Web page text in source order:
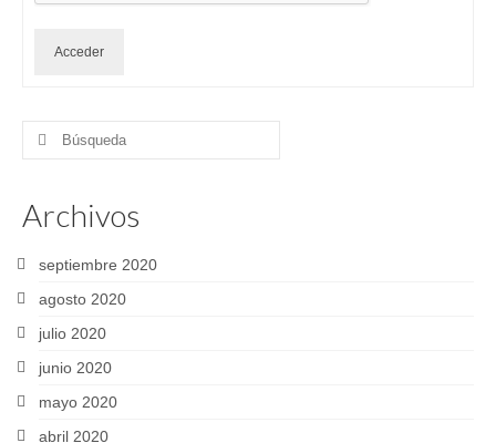
Acceder
Buscar
Archivos
septiembre 2020
agosto 2020
julio 2020
junio 2020
mayo 2020
abril 2020